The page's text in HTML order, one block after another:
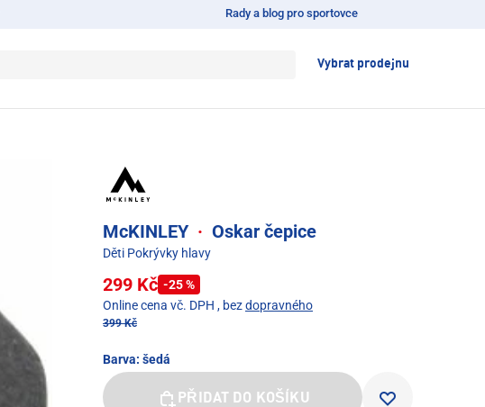
Rady a blog pro sportovce
Vybrat prodejnu
McKINLEY · Oskar čepice
Děti Pokrývky hlavy
299 Kč -25 %
Online cena vč. DPH , bezdopravného
399 Kč
Barva: šedá
PŘIDAT DO KOŠÍKU